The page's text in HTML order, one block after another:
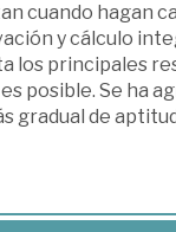
cuando hagan
y cálculo
los principales
posible. Se ha
gradual de